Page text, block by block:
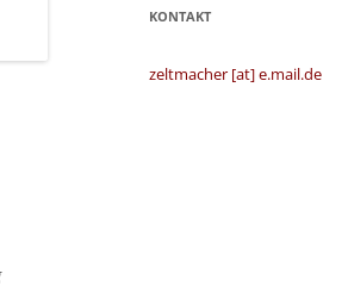
KONTAKT
zeltmacher [at] e.mail.de